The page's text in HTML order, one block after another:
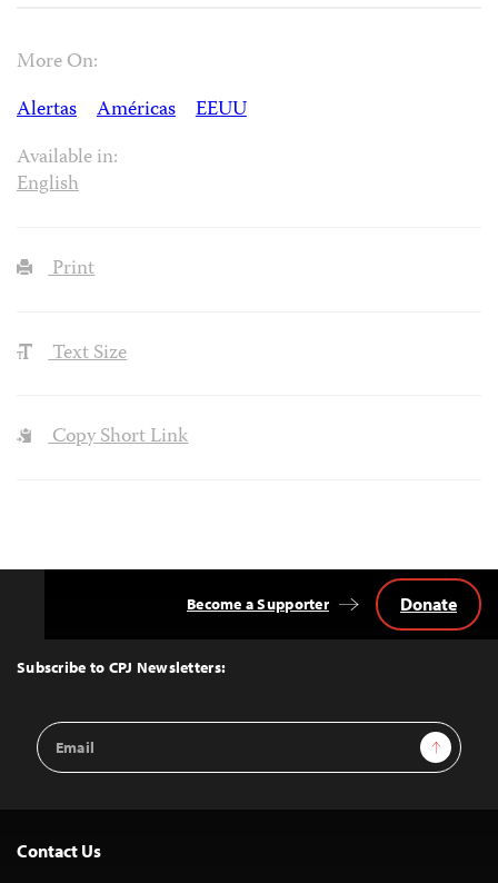
More On:
Alertas
Américas
EEUU
Available in:
English
Print
Text Size
Copy Short Link
Top
Subscribe to CPJ Newsletters:
Email
Address
Sign Up
Become a Supporter Donate
Contact Us